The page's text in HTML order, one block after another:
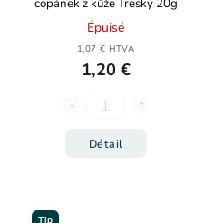
copánek z kůže Tresky 20g
Épuisé
1,07 € HTVA
1,20 €
Détail
Tip